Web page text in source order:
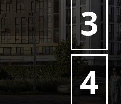
3
4